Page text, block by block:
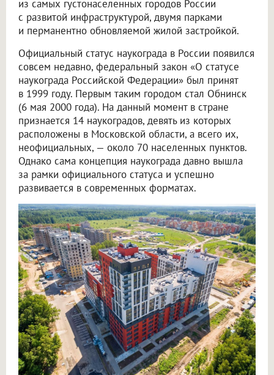
из самых густонаселенных городов России
с развитой инфраструктурой, двумя парками
и перманентно обновляемой жилой застройкой.
Официальный статус наукограда в России появился
совсем недавно, федеральный закон «О статусе
наукограда Российской Федерации» был принят
в 1999 году. Первым таким городом стал Обнинск
(6 мая 2000 года). На данный момент в стране
признается 14 наукоградов, девять из которых
расположены в Московской области, а всего их,
неофициальных, — около 70 населенных пунктов.
Однако сама концепция наукограда давно вышла
за рамки официального статуса и успешно
развивается в современных форматах.